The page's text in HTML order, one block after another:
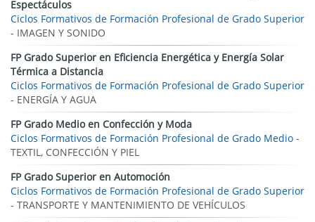
Espectáculos
Ciclos Formativos de Formación Profesional de Grado Superior
- IMAGEN Y SONIDO
FP Grado Superior en Eficiencia Energética y Energía Solar
Térmica a Distancia
Ciclos Formativos de Formación Profesional de Grado Superior
- ENERGÍA Y AGUA
FP Grado Medio en Confección y Moda
Ciclos Formativos de Formación Profesional de Grado Medio -
TEXTIL, CONFECCIÓN Y PIEL
FP Grado Superior en Automoción
Ciclos Formativos de Formación Profesional de Grado Superior
- TRANSPORTE Y MANTENIMIENTO DE VEHÍCULOS